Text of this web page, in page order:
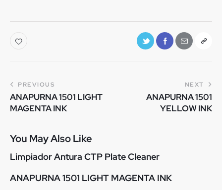
PREVIOUS
ANAPURNA 1501 LIGHT
MAGENTA INK
NEXT
ANAPURNA 1501
YELLOW INK
You May Also Like
Limpiador Antura CTP Plate Cleaner
ANAPURNA 1501 LIGHT MAGENTA INK